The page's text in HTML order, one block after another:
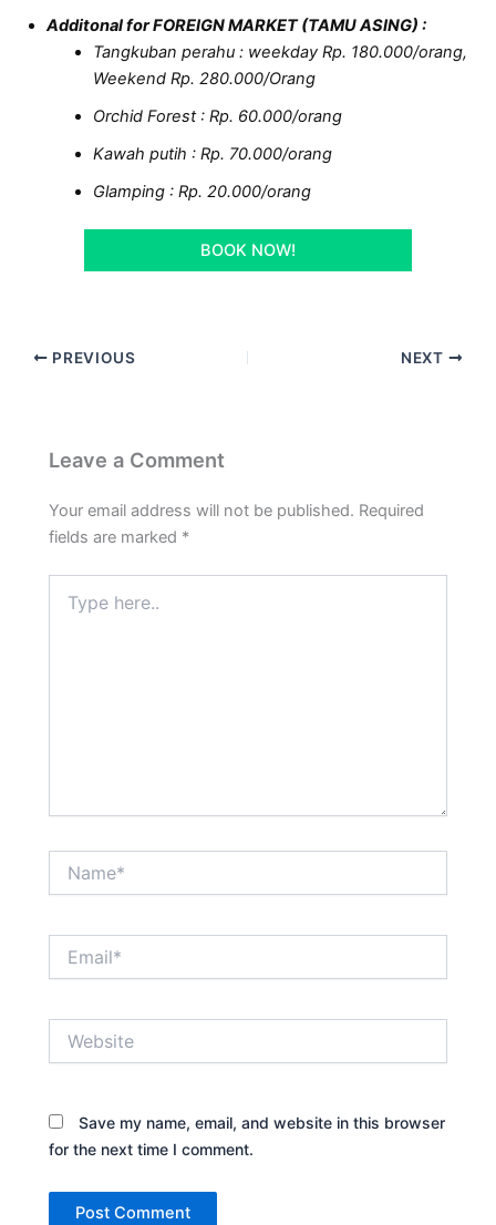
Additonal for FOREIGN MARKET (TAMU ASING) :
Tangkuban perahu : weekday Rp. 180.000/orang,
Weekend Rp. 280.000/Orang
Orchid Forest : Rp. 60.000/orang
Kawah putih : Rp. 70.000/orang
Glamping : Rp. 20.000/orang
BOOK NOW!
PREVIOUS NEXT
Leave a Comment
Your email address will not be published. Required
fields are marked *
here..
Save my name, email, and website in this browser
for the next time I comment.